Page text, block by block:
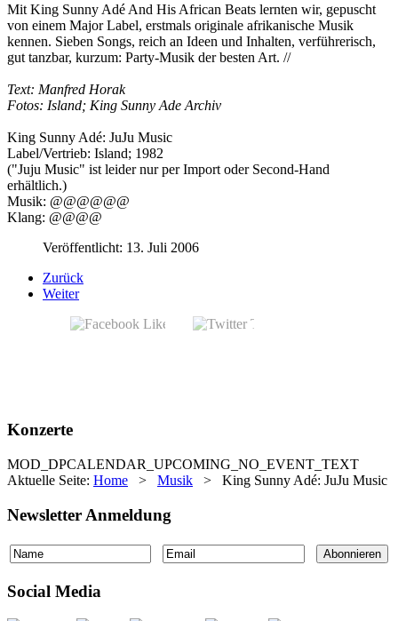
Mit King Sunny Adé And His African Beats lernten wir, gepuscht
von einem Major Label, erstmals originale afrikanische Musik
kennen. Sieben Songs, reich an Ideen und Inhalten, verführerisch,
gut tanzbar, kurzum: Party-Musik der besten Art. //
Text: Manfred Horak
Fotos: Island; King Sunny Ade Archiv
King Sunny Adé: JuJu Music
Label/Vertrieb: Island; 1982
("Juju Music" ist leider nur per Import oder Second-Hand
erhältlich.)
Musik: @@@@@@
Klang: @@@@
Veröffentlicht: 13. Juli 2006
Zurück
Weiter
Konzerte
MOD_DPCALENDAR_UPCOMING_NO_EVENT_TEXT
Aktuelle Seite: Home > Musik > King Sunny Adé: JuJu Music
Newsletter Anmeldung
Social Media